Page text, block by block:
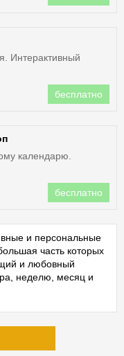
Интерактивный
бесплатно
календарю.
бесплатно
и персональные
часть которых
и любовный
неделю, месяц и